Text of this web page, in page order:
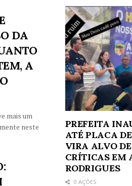
DA
A
mais um
neste
PREFEITA
ATÉ PLACA
VIRA ALVO DE
CRÍTICAS EM
RODRIGUES
0 AÇÕES